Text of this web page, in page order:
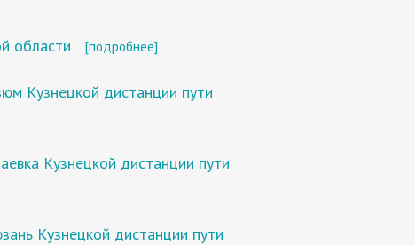
области [подробнее]
Кузнецкой дистанции пути
Кузнецкой дистанции пути
Кузнецкой дистанции пути